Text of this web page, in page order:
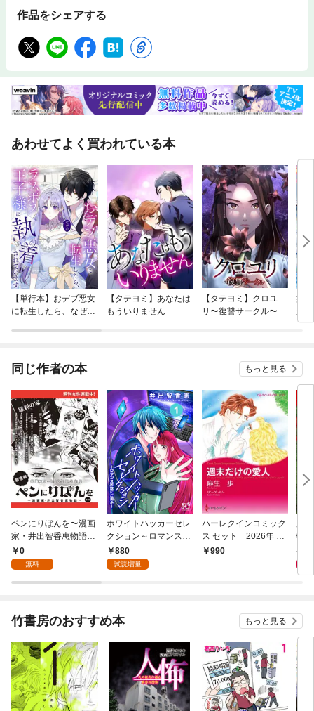
作品をシェアする
あわせてよく買われている本
【単行本】おデブ悪女
に転生したら、なぜか
【タテヨミ】あなたは
もういりません
【タテヨミ】クロユ
リ〜復讐サークル〜
病
が
ぎ
同じ作者の本 もっと見る
ペンにりぼんを〜漫画
家・井出智香恵物語〜
【単話版】１
0
無料
ホワイトハッカーセレ
クション～ロマンス詐
欺にご用心～ 1
880
試読増量
ハーレクインコミック
ス セット 2026年 vo
l.780
990
特
＞
sコ
竹書房のおすすめ本 もっと見る